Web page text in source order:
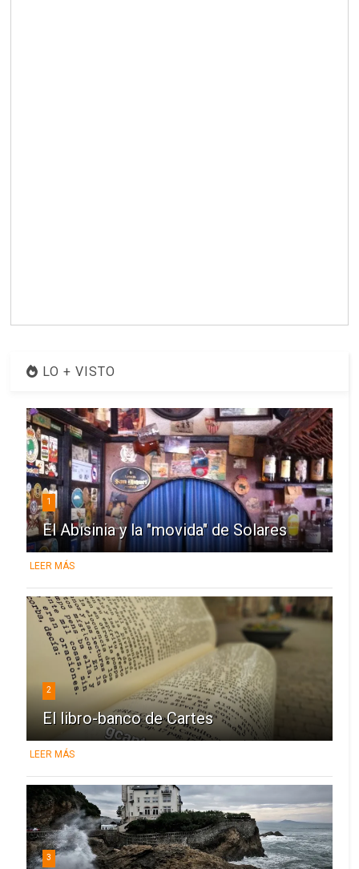
LO + VISTO
1
El Abisinia y la "movida" de Solares
LEER MÁS
2
El libro-banco de Cartes
LEER MÁS
3